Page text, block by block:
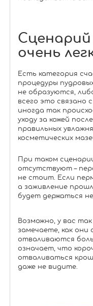
Сценарий
очень
Есть категория
процедуры
не образуются,
всего это связано
иногда так
уходу за кожей
правильных
косметических
При таком
отсутствуют –
не стоит. Если
а заживление
будет держаться
Возможно, у вас
замечаете, как
отваливаются
означает, что
отваливаться
даже не видите.